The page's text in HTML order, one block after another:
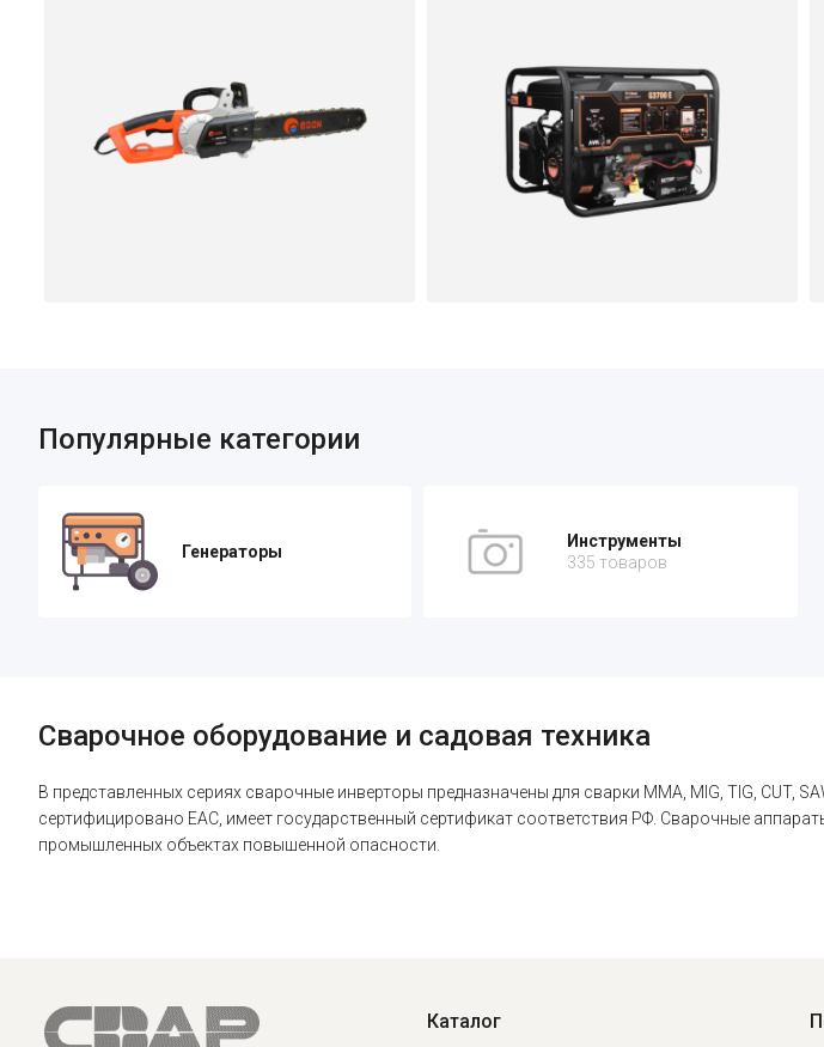
Популярные категории
Генераторы
Инструменты
335 товаров
Сварочное оборудование и садовая техника
В представленных сериях сварочные инверторы предназначены для сварки MMA, MIG, TIG, CUT,
сертифицировано EAC, имеет государственный сертификат соответствия РФ. Сварочные
промышленных объектах повышенной опасности.
Каталог